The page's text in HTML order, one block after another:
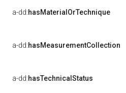
a-dd:hasMaterialOrTechnique
a-dd:hasMeasurementCollection
a-dd:hasTechnicalStatus